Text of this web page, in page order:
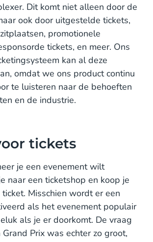
& partners
van de race
jaar
Dit komt niet alleen door de
ook door uitgestelde tickets,
promotionele
tickets, en meer. Ons
kan al deze
omdat we ons product continu
te luisteren naar de behoeften
en de industrie.
tickets
je een evenement wilt
naar een ticketshop en koop je
Misschien wordt er een
als het evenement populair
als je er doorkomt. De vraag
Prix was echter zo groot,